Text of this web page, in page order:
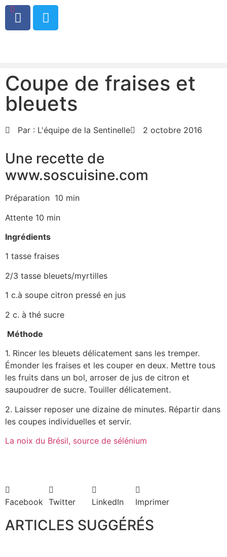
0
Coupe de fraises et
bleuets
Par : L'équipe de la Sentinelle 2 octobre 2016
Une recette de
www.soscuisine.com
Préparation 10 min
Attente 10 min
Ingrédients
1 tasse fraises
2/3 tasse bleuets/myrtilles
1 c.à soupe citron pressé en jus
2 c. à thé sucre
Méthode
1. Rincer les bleuets délicatement sans les tremper.
Émonder les fraises et les couper en deux. Mettre tous
les fruits dans un bol, arroser de jus de citron et
saupoudrer de sucre. Touiller délicatement.
2. Laisser reposer une dizaine de minutes. Répartir dans
les coupes individuelles et servir.
La noix du Brésil, source de sélénium
Facebook Twitter LinkedIn Imprimer
ARTICLES SUGGÉRÉS